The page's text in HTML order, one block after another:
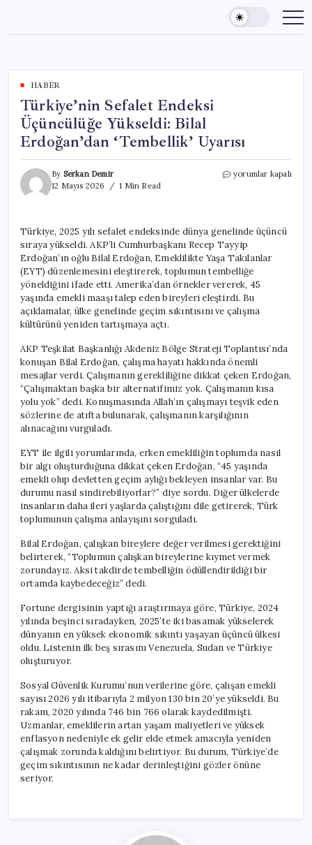
content
HABER
Türkiye’nin Sefalet Endeksi
Üçüncülüğe Yükseldi: Bilal
Erdoğan’dan ‘Tembellik’ Uyarısı
By Serkan Demir
12 Mayıs 2026
1 Min Read
Türkiye’nin
Bilal
Erdoğan’dan
‘Tembellik’
Uyarısı
için
yorumlar kapalı
Türkiye, 2025 yılı sefalet endeksinde dünya genelinde üçüncü
sıraya yükseldi. AKP’li Cumhurbaşkanı Recep Tayyip
Erdoğan’ın oğlu Bilal Erdoğan, Emeklilikte Yaşa Takılanlar
(EYT) düzenlemesini eleştirerek, toplumun tembelliğe
yöneldiğini ifade etti. Amerika’dan örnekler vererek, 45
yaşında emekli maaşı talep eden bireyleri eleştirdi. Bu
açıklamalar, ülke genelinde geçim sıkıntısını ve çalışma
kültürünü yeniden tartışmaya açtı.
AKP Teşkilat Başkanlığı Akdeniz Bölge Strateji Toplantısı’nda
konuşan Bilal Erdoğan, çalışma hayatı hakkında önemli
mesajlar verdi. Çalışmanın gerekliliğine dikkat çeken Erdoğan,
“Çalışmaktan başka bir alternatifimiz yok. Çalışmanın kısa
yolu yok” dedi. Konuşmasında Allah’ın çalışmayı teşvik eden
sözlerine de atıfta bulunarak, çalışmanın karşılığının
alınacağını vurguladı.
EYT ile ilgili yorumlarında, erken emekliliğin toplumda nasıl
bir algı oluşturduğuna dikkat çeken Erdoğan, “45 yaşında
emekli olup devletten geçim aylığı bekleyen insanlar var. Bu
durumu nasıl sindirebiliyorlar?” diye sordu. Diğer ülkelerde
insanların daha ileri yaşlarda çalıştığını dile getirerek, Türk
toplumunun çalışma anlayışını sorguladı.
Bilal Erdoğan, çalışkan bireylere değer verilmesi gerektiğini
belirterek, “Toplumun çalışkan bireylerine kıymet vermek
zorundayız. Aksi takdirde tembelliğin ödüllendirildiği bir
ortamda kaybedeceğiz” dedi.
Fortune dergisinin yaptığı araştırmaya göre, Türkiye, 2024
yılında beşinci sıradayken, 2025’te iki basamak yükselerek
dünyanın en yüksek ekonomik sıkıntı yaşayan üçüncü ülkesi
oldu. Listenin ilk beş sırasını Venezuela, Sudan ve Türkiye
oluşturuyor.
Sosyal Güvenlik Kurumu’nun verilerine göre, çalışan emekli
sayısı 2026 yılı itibarıyla 2 milyon 130 bin 20’ye yükseldi. Bu
rakam, 2020 yılında 746 bin 766 olarak kaydedilmişti.
Uzmanlar, emeklilerin artan yaşam maliyetleri ve yüksek
enflasyon nedeniyle ek gelir elde etmek amacıyla yeniden
çalışmak zorunda kaldığını belirtiyor. Bu durum, Türkiye’de
geçim sıkıntısının ne kadar derinleştiğini gözler önüne
seriyor.